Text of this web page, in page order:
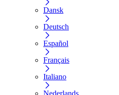
Dansk
Deutsch
Español
Français
Italiano
Nederlands